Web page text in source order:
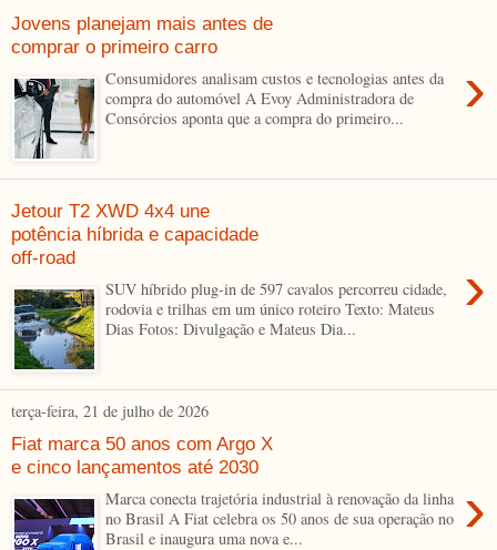
Jovens planejam mais antes de
comprar o primeiro carro
›
Consumidores analisam custos e tecnologias antes da
compra do automóvel A Evoy Administradora de
Consórcios aponta que a compra do primeiro...
Jetour T2 XWD 4x4 une
potência híbrida e capacidade
off-road
›
SUV híbrido plug-in de 597 cavalos percorreu cidade,
rodovia e trilhas em um único roteiro Texto: Mateus
Dias Fotos: Divulgação e Mateus Dia...
terça-feira, 21 de julho de 2026
Fiat marca 50 anos com Argo X
e cinco lançamentos até 2030
›
Marca conecta trajetória industrial à renovação da linha
no Brasil A Fiat celebra os 50 anos de sua operação no
Brasil e inaugura uma nova e...